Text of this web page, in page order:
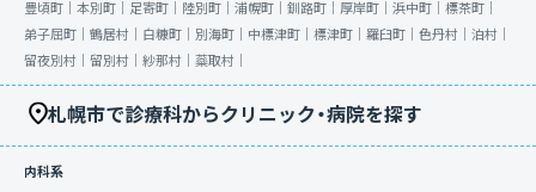
豊頃町｜ 本別町｜ 足寄町｜ 陸別町｜ 浦幌町｜ 釧路町｜ 厚岸町｜ 浜中町｜ 標茶町｜
弟子屈町｜ 鶴居村｜ 白糠町｜ 別海町｜ 中標津町｜ 標津町｜ 羅臼町｜ 色丹村｜ 泊村｜
留夜別村｜ 留別村｜ 紗那村｜ 蘂取村｜
札幌市で診療科からクリニック・病院を探す
内科系